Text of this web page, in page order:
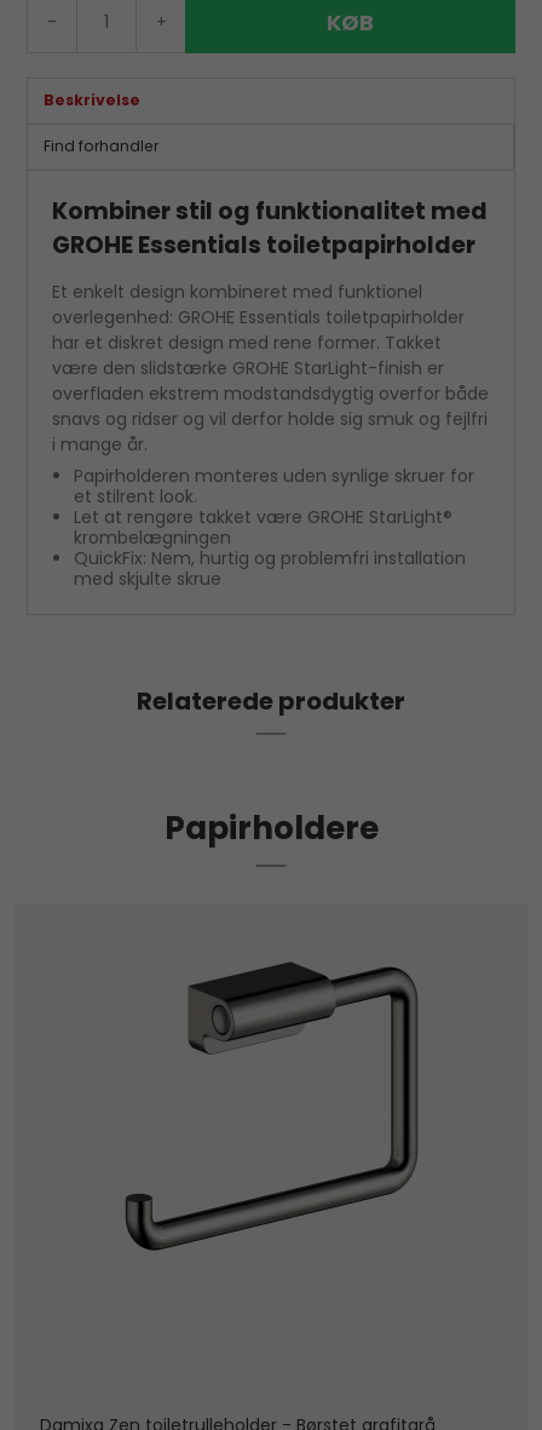
- + KØB
Beskrivelse
Find forhandler
Kombiner stil og funktionalitet med
GROHE Essentials toiletpapirholder
Et enkelt design kombineret med funktionel
overlegenhed: GROHE Essentials toiletpapirholder
har et diskret design med rene former. Takket
være den slidstærke GROHE StarLight-finish er
overfladen ekstrem modstandsdygtig overfor både
snavs og ridser og vil derfor holde sig smuk og fejlfri
i mange år.
Papirholderen monteres uden synlige skruer for
et stilrent look.
Let at rengøre takket være GROHE StarLight®
krombelægningen
QuickFix: Nem, hurtig og problemfri installation
med skjulte skrue
Relaterede produkter
Papirholdere